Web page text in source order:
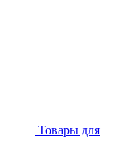
Товары для